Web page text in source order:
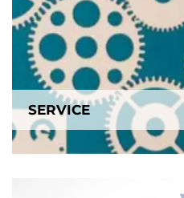
SERVICE